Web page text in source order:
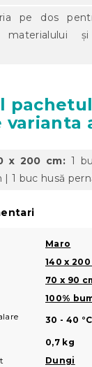
pe dos
materialului și
x 200 cm: 1
| 1 buc husă
Maro
140 x
70 x 90
100%
30 - 40 °C
0,7 kg
Dungi